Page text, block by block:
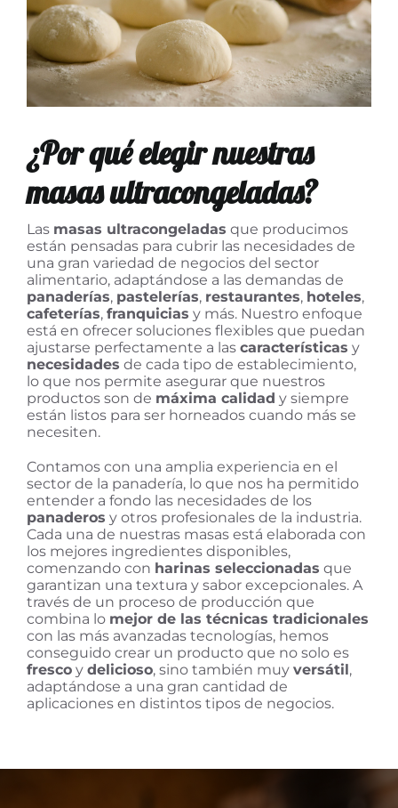
¿Por qué elegir nuestras
masas ultracongeladas?
Las masas ultracongeladas que producimos
están pensadas para cubrir las necesidades de
una gran variedad de negocios del sector
alimentario, adaptándose a las demandas de
panaderías, pastelerías, restaurantes, hoteles,
cafeterías, franquicias y más. Nuestro enfoque
está en ofrecer soluciones flexibles que puedan
ajustarse perfectamente a las características y
necesidades de cada tipo de establecimiento,
lo que nos permite asegurar que nuestros
productos son de máxima calidad y siempre
están listos para ser horneados cuando más se
necesiten.
Contamos con una amplia experiencia en el
sector de la panadería, lo que nos ha permitido
entender a fondo las necesidades de los
panaderos y otros profesionales de la industria.
Cada una de nuestras masas está elaborada con
los mejores ingredientes disponibles,
comenzando con harinas seleccionadas que
garantizan una textura y sabor excepcionales. A
través de un proceso de producción que
combina lo mejor de las técnicas tradicionales
con las más avanzadas tecnologías, hemos
conseguido crear un producto que no solo es
frescoy delicioso, sino también muy versátil,
adaptándose a una gran cantidad de
aplicaciones en distintos tipos de negocios.